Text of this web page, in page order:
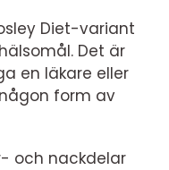
Diet-variant
Det är
en läkare eller
form av
och nackdelar